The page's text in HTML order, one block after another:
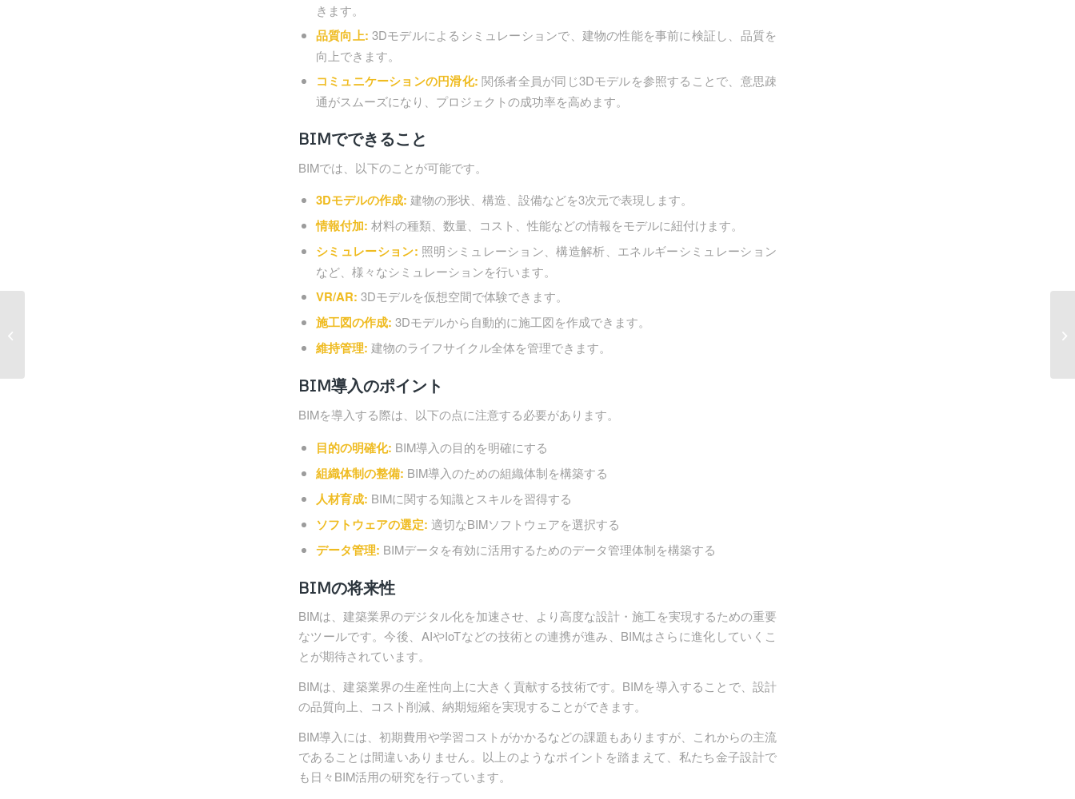
きます。
品質向上: 3Dモデルによるシミュレーションで、建物の性能を事前に検証し、品質を
向上できます。
コミュニケーションの円滑化: 関係者全員が同じ3Dモデルを参照することで、意思疎
通がスムーズになり、プロジェクトの成功率を高めます。
BIMでできること
BIMでは、以下のことが可能です。
3Dモデルの作成: 建物の形状、構造、設備などを3次元で表現します。
情報付加: 材料の種類、数量、コスト、性能などの情報をモデルに紐付けます。
シミュレーション: 照明シミュレーション、構造解析、エネルギーシミュレーション
など、様々なシミュレーションを行います。
VR/AR: 3Dモデルを仮想空間で体験できます。
施工図の作成: 3Dモデルから自動的に施工図を作成できます。
維持管理: 建物のライフサイクル全体を管理できます。
BIM導入のポイント
BIMを導入する際は、以下の点に注意する必要があります。
目的の明確化: BIM導入の目的を明確にする
組織体制の整備: BIM導入のための組織体制を構築する
人材育成: BIMに関する知識とスキルを習得する
ソフトウェアの選定: 適切なBIMソフトウェアを選択する
データ管理: BIMデータを有効に活用するためのデータ管理体制を構築する
BIMの将来性
BIMは、建築業界のデジタル化を加速させ、より高度な設計・施工を実現するための重要
なツールです。今後、AIやIoTなどの技術との連携が進み、BIMはさらに進化していくこ
とが期待されています。
BIMは、建築業界の生産性向上に大きく貢献する技術です。BIMを導入することで、設計
の品質向上、コスト削減、納期短縮を実現することができます。
BIM導入には、初期費用や学習コストがかかるなどの課題もありますが、これからの主流
であることは間違いありません。以上のようなポイントを踏まえて、私たち金子設計で
も日々BIM活用の研究を行っています。